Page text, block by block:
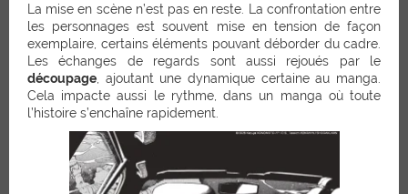
La mise en scène n’est pas en reste. La confrontation entre
les personnages est souvent mise en tension de façon
exemplaire, certains éléments pouvant déborder du cadre.
Les échanges de regards sont aussi rejoués par le
découpage , ajoutant une dynamique certaine au manga.
Cela impacte aussi le rythme, dans un manga où toute
l’histoire s’enchaîne rapidement.